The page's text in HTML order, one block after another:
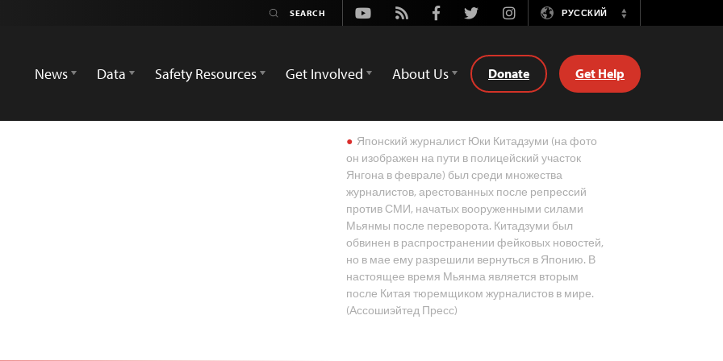
Youtube
Rss FacebookTwitterInstagramРУССКИЙ
Switch
News
Data Safety Resources Get Involved About Us Donate Get Help
Японский журналист Юки Китадзуми (на фото
он изображен на пути в полицейский участок
Янгона в феврале) был среди множества
журналистов, арестованных после репрессий
против СМИ, начатых вооруженными силами
Мьянмы после переворота. Китадзуми был
обвинен в распространении фейковых новостей,
но в мае ему разрешили вернуться в Японию. В
настоящее время Мьянма является вторым
после Китая тюремщиком журналистов в мире.
(Ассошиэйтед Пресс)